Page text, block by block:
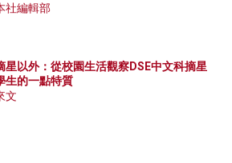
社編輯部
星以外：從校園生活觀察DSE中文科摘星
生的一點特質
文